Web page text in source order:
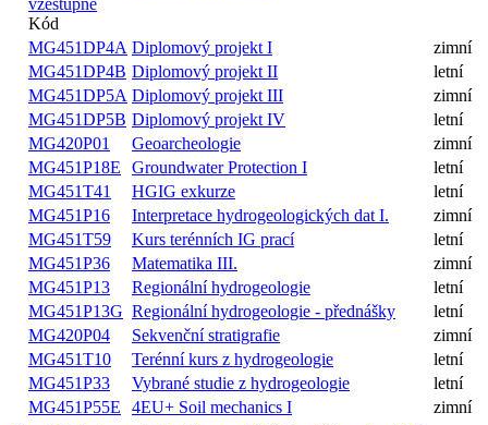
Kód
MG451DP4A Diplomový projekt I
zimní
MG451DP4B Diplomový projekt II
letní
MG451DP5A Diplomový projekt III
zimní
MG451DP5B Diplomový projekt IV
letní
MG420P01
Geoarcheologie
zimní
MG451P18E
Groundwater Protection I
letní
MG451T41
HGIG exkurze
letní
MG451P16
Interpretace hydrogeologických dat I.
zimní
MG451T59
Kurs terénních IG prací
letní
MG451P36
Matematika III.
zimní
MG451P13
Regionální hydrogeologie
letní
MG451P13G Regionální hydrogeologie - přednášky
letní
MG420P04
Sekvenční stratigrafie
zimní
MG451T10
Terénní kurs z hydrogeologie
letní
MG451P33
Vybrané studie z hydrogeologie
letní
MG451P55E
4EU+ Soil mechanics I
zimní